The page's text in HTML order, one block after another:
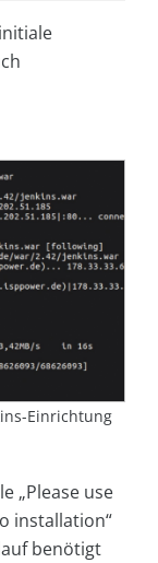
Einrichtung
„Please use
installation“
benötigt